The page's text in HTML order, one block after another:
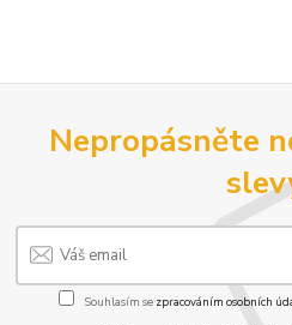
Nepropásněte
Souhlasím se zpracováním osobních